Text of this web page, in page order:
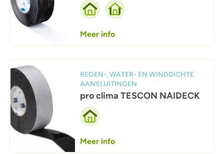
Meer info
Afbeelding
REGEN-, WATER- EN WINDDICHTE
AANSLUITINGEN
pro clima TESCON NAIDECK
Meer info